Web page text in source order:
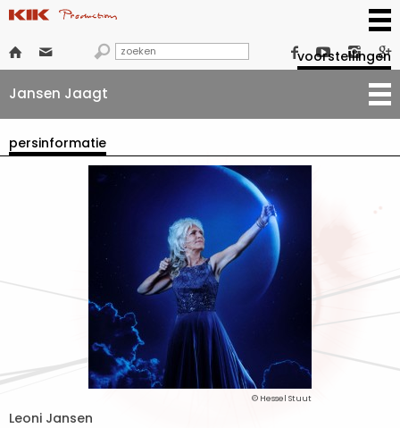
      
voorstellingen
Jansen Jaagt
persinformatie
© Hessel Stuut
Leoni Jansen